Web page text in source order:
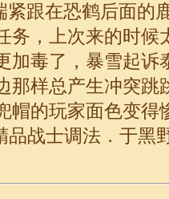
跟在恐鹤后面的
务，上次来的时候
加毒了，暴雪起诉
那样总产生冲突跳
帽的玩家面色变得
品战士调法．于黑